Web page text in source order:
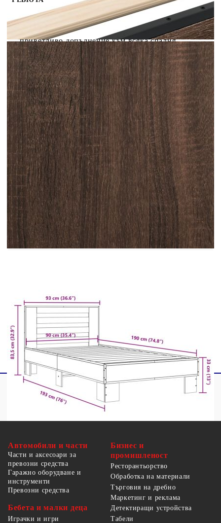
Осигурете си по-добър спокоен нощен сън с
тази рамка за легло! Тя представлява
приветливо допълнение към всяка спалня.
Издържлив материал: Инженерната дървесина е
с изключително качество с гладка повърхност и
също така се отличава със здравина, стабилност
и устойчивост на влага.Ламели от шперплат:
Ламелите от шперплат осигуряват добро
разпределение на теглото, като гарантират, че
матракът остава на място при всяко завъртане
на тялото ви по време на сън.Отлична опора:
Таблата осигурява отлична опора за гърба,
когато седите в леглото, за да четете или гледате
телевизия. Добре е да се знае:Тази рамка за
легло разполага с дизайн с ламели и включва
ламелите.Към това легло не е включен матрак.
Ние предлагаме разнообразна селекция от
матраци. Можете да проверите нашия магазин
за подходящ матрак.
Цвят: Кафяв дъб
Материал на рамката: Инженерно дърво,
метал
Материал на ламела: Шперплат
Максимална товароносимост: 100 кг
Необходим е монтаж
Автомобили и части
Части и аксесоари за
превозни средства
Гаражно оборудване и
инструменти
Превозни средства
Бебета и малки деца
Играчки и игри
Бизнес и
промишленост
Ресторантьорство
Обработка на материали
Търговия на дребно
Маркетинг и реклама
Детектиращи устройства
Табели